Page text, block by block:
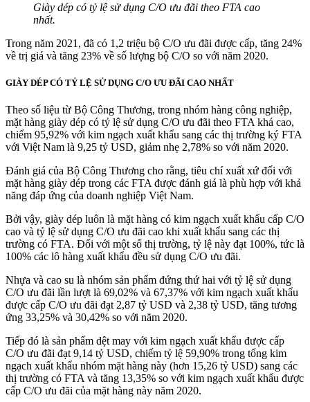
Giày dép có tỷ lệ sử dụng C/O ưu đãi theo FTA cao
nhất.
Trong năm 2021, đã có 1,2 triệu bộ C/O ưu đãi được cấp, tăng 24%
về trị giá và tăng 23% về số lượng bộ C/O so với năm 2020.
GIÀY DÉP CÓ TỶ LỆ SỬ DỤNG C/O ƯU ĐÃI CAO NHẤT
Theo số liệu từ Bộ Công Thương, trong nhóm hàng công nghiệp,
mặt hàng giày dép có tỷ lệ sử dụng C/O ưu đãi theo FTA khá cao,
chiếm 95,92% với kim ngạch xuất khẩu sang các thị trường ký FTA
với Việt Nam là 9,25 tỷ USD, giảm nhẹ 2,78% so với năm 2020.
Đánh giá của Bộ Công Thương cho rằng, tiêu chí xuất xứ đối với
mặt hàng giày dép trong các FTA được đánh giá là phù hợp với khả
năng đáp ứng của doanh nghiệp Việt Nam.
Bởi vậy, giày dép luôn là mặt hàng có kim ngạch xuất khẩu cấp C/O
cao và tỷ lệ sử dụng C/O ưu đãi cao khi xuất khẩu sang các thị
trường có FTA. Đối với một số thị trường, tỷ lệ này đạt 100%, tức là
100% các lô hàng xuất khẩu đều sử dụng C/O ưu đãi.
Nhựa và cao su là nhóm sản phẩm đứng thứ hai với tỷ lệ sử dụng
C/O ưu đãi lần lượt là 69,02% và 67,37% với kim ngạch xuất khẩu
được cấp C/O ưu đãi đạt 2,87 tỷ USD và 2,38 tỷ USD, tăng tương
ứng 33,25% và 30,42% so với năm 2020.
Tiếp đó là sản phẩm dệt may với kim ngạch xuất khẩu được cấp
C/O ưu đãi đạt 9,14 tỷ USD, chiếm tỷ lệ 59,90% trong tổng kim
ngạch xuất khẩu nhóm mặt hàng này (hơn 15,26 tỷ USD) sang các
thị trường có FTA và tăng 13,35% so với kim ngạch xuất khẩu được
cấp C/O ưu đãi của mặt hàng này năm 2020.